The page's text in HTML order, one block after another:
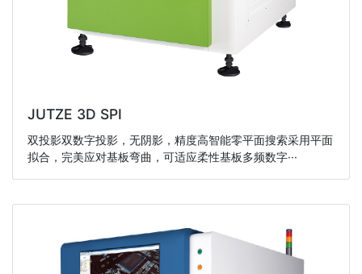
JUTZE 3D SPI
双投影双数字投影，无阴影，精度高智能零平面搜索采用平面
拟合，完美应对基板弯曲，可适应柔性基板多频数字···